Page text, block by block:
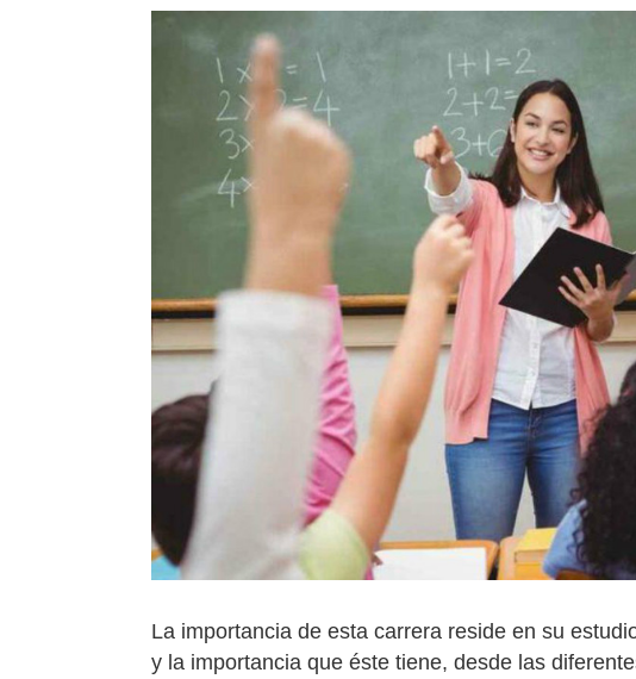
La importancia de esta carrera reside en su
y la importancia que éste tiene, desde las